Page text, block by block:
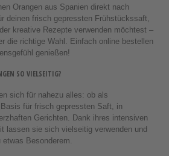
Orangen aus Spanien direkt nach
deinen frisch gepressten Frühstückssaft,
kreative Rezepte verwenden möchtest –
die richtige Wahl. Einfach online bestellen
genießen!
SO VIELSEITIG?
sich für nahezu alles: ob als
für frisch gepressten Saft, in
Gerichten. Dank ihres intensiven
lassen sie sich vielseitig verwenden und
Besonderem.